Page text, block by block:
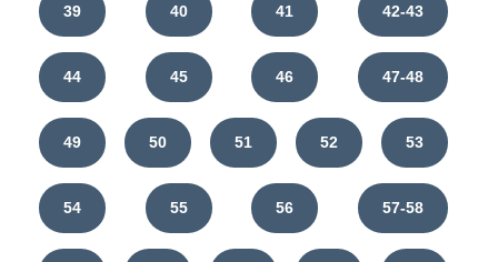
39 40 41 42-43
44 45 46 47-48
49 50 51 52 53
54 55 56 57-58